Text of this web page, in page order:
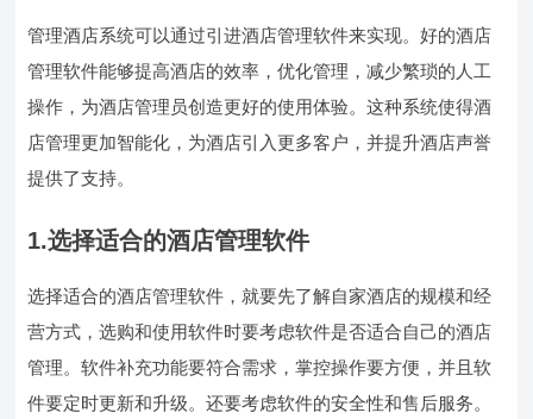
管理酒店系统可以通过引进酒店管理软件来实现。好的酒店
管理软件能够提高酒店的效率，优化管理，减少繁琐的人工
操作，为酒店管理员创造更好的使用体验。这种系统使得酒
店管理更加智能化，为酒店引入更多客户，并提升酒店声誉
提供了支持。
1.选择适合的酒店管理软件
选择适合的酒店管理软件，就要先了解自家酒店的规模和经
营方式，选购和使用软件时要考虑软件是否适合自己的酒店
管理。软件补充功能要符合需求，掌控操作要方便，并且软
件要定时更新和升级。还要考虑软件的安全性和售后服务。